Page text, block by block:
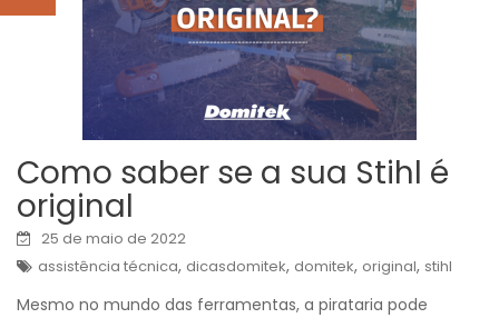
Como saber se a sua Stihl é
original
25 de maio de 2022
assistência técnica, dicasdomitek, domitek, original, stihl
Mesmo no mundo das ferramentas, a pirataria pode